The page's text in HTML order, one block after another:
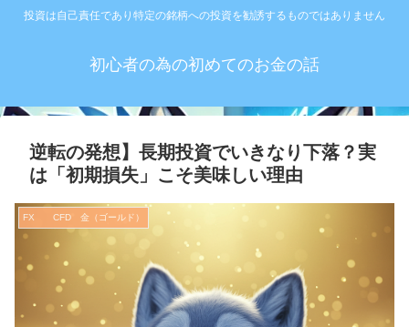
投資は自己責任であり特定の銘柄への投資を勧誘するものではありません
初心者の為の初めてのお金の話
逆転の発想】長期投資でいきなり下落？実
は「初期損失」こそ美味しい理由
FX CFD 金（ゴールド）